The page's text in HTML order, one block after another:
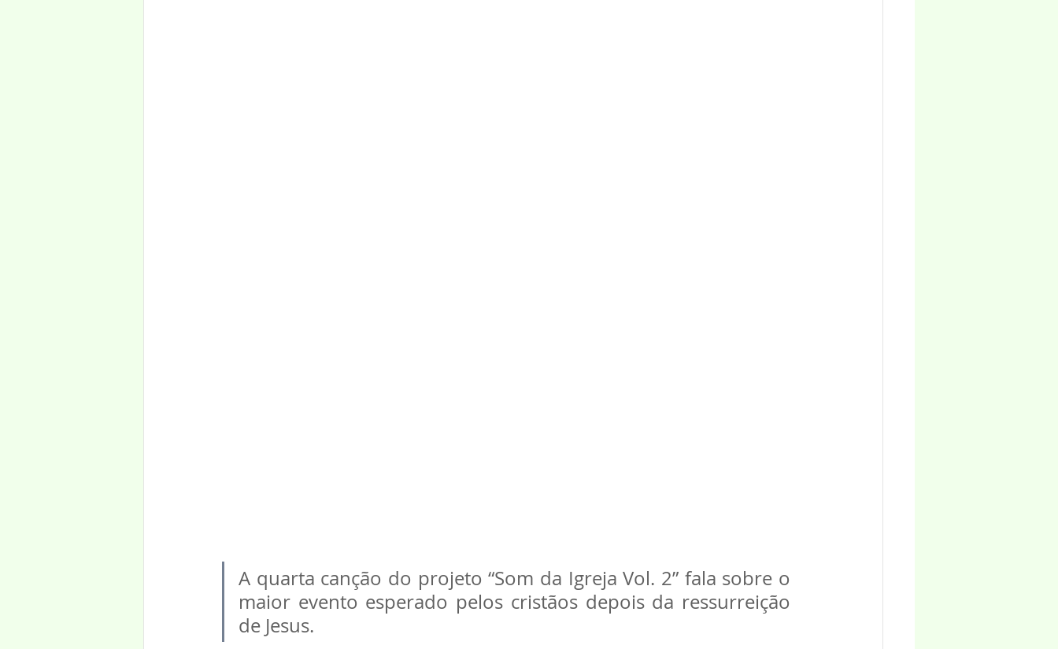
A quarta canção do projeto “Som da Igreja Vol. 2” fala sobre o
maior evento esperado pelos cristãos depois da ressurreição
de Jesus.